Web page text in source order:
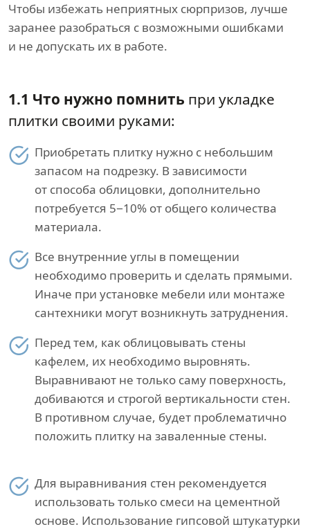
Чтобы избежать неприятных сюрпризов, лучше
заранее разобраться с возможными ошибками
и не допускать их в работе.
1.1 Что нужно помнить при укладке
плитки своими руками:
Приобретать плитку нужно с небольшим
запасом на подрезку. В зависимости
от способа облицовки, дополнительно
потребуется 5−10% от общего количества
материала.
Все внутренние углы в помещении
необходимо проверить и сделать прямыми.
Иначе при установке мебели или монтаже
сантехники могут возникнуть затруднения.
Перед тем, как облицовывать стены
кафелем, их необходимо выровнять.
Выравнивают не только саму поверхность,
добиваются и строгой вертикальности стен.
В противном случае, будет проблематично
положить плитку на заваленные стены.
Для выравнивания стен рекомендуется
использовать только смеси на цементной
основе. Использование гипсовой штукатурки